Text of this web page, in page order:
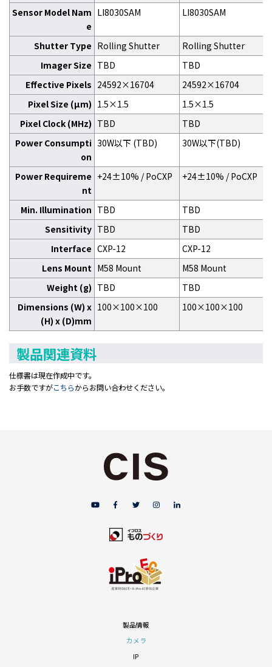
Sensor Model Nam
e
LI8030SAM LI8030SAM
Shutter Type Rolling Shutter
Rolling Shutter
Imager Size TBD
TBD
Effective Pixels 24592×16704
24592×16704
Pixel Size (μm) 1.5×1.5
1.5×1.5
Pixel Clock (MHz) TBD
TBD
Power Consumpti
on
30W以下 (TBD) 30W以下(TBD)
Power Requireme
nt
+24±10% / PoCXP +24±10% / PoCXP
Min. Illumination TBD
TBD
Sensitivity TBD
TBD
Interface CXP-12
CXP-12
Lens Mount M58 Mount
M58 Mount
Weight (g) TBD
TBD
Dimensions (W) x
(H) x (D)mm
100×100×100 100×100×100
製品関連資料
仕様書は現在作成中です。
お手数ですがこちらからお問い合わせください。
製品情報
カメラ
IP